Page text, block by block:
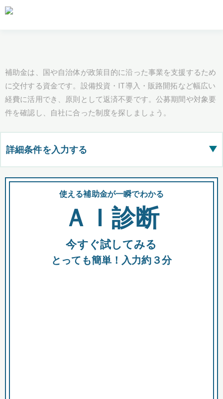
補助金は、国や自治体が政策目的に沿った事業を支援するため
に交付する資金です。設備投資・IT導入・販路開拓など幅広い
経費に活用でき、原則として返済不要です。公募期間や対象要
件を確認し、自社に合った制度を探しましょう。
詳細条件を入力する ▶
都道府県
全国の検索結果を含めて表示
助成金 融資 出資
使える補助金が一瞬でわかる
ＡＩ診断
今すぐ試してみる
とっても簡単！入力約３分